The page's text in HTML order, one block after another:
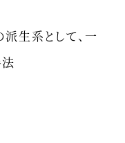
生系として、一